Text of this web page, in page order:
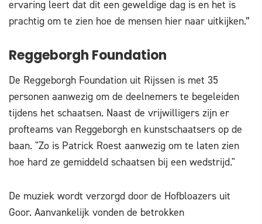
ervaring leert dat dit een geweldige dag is en het is
prachtig om te zien hoe de mensen hier naar uitkijken.”
Reggeborgh Foundation
De Reggeborgh Foundation uit Rijssen is met 35
personen aanwezig om de deelnemers te begeleiden
tijdens het schaatsen. Naast de vrijwilligers zijn er
profteams van Reggeborgh en kunstschaatsers op de
baan. "Zo is Patrick Roest aanwezig om te laten zien
hoe hard ze gemiddeld schaatsen bij een wedstrijd."
De muziek wordt verzorgd door de Hofbloazers uit
Goor. Aanvankelijk vonden de betrokken